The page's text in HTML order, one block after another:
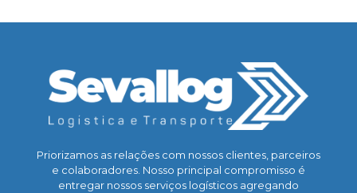
Priorizamos as relações com nossos clientes, parceiros
e colaboradores. Nosso principal compromisso é
entregar nossos serviços logísticos agregando